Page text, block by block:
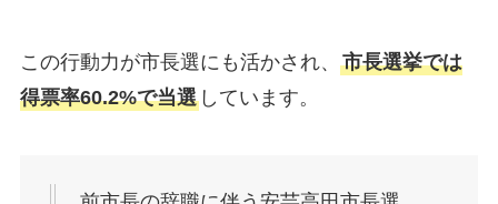
この行動力が市長選にも活かされ、 市長選挙では
得票率60.2%で当選しています。